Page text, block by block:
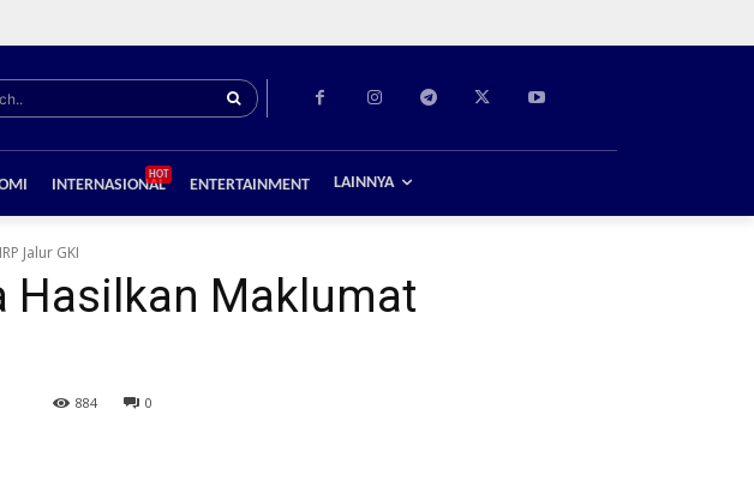
INTERNASIONAL
HOT
ENTERTAINMENT LAINNYA
Jalur GKI
Hasilkan Maklumat
0
884